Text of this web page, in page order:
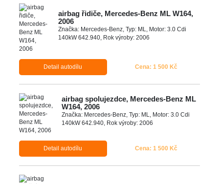
airbag řidiče, Mercedes-Benz ML W164,
2006
Značka: Mercedes-Benz, Typ: ML, Motor: 3.0 Cdi
140kW 642.940, Rok výroby: 2006
Detail autodílu Cena: 1 500 Kč
airbag spolujezdce, Mercedes-Benz ML
W164, 2006
Značka: Mercedes-Benz, Typ: ML, Motor: 3.0 Cdi
140kW 642.940, Rok výroby: 2006
Detail autodílu Cena: 1 500 Kč